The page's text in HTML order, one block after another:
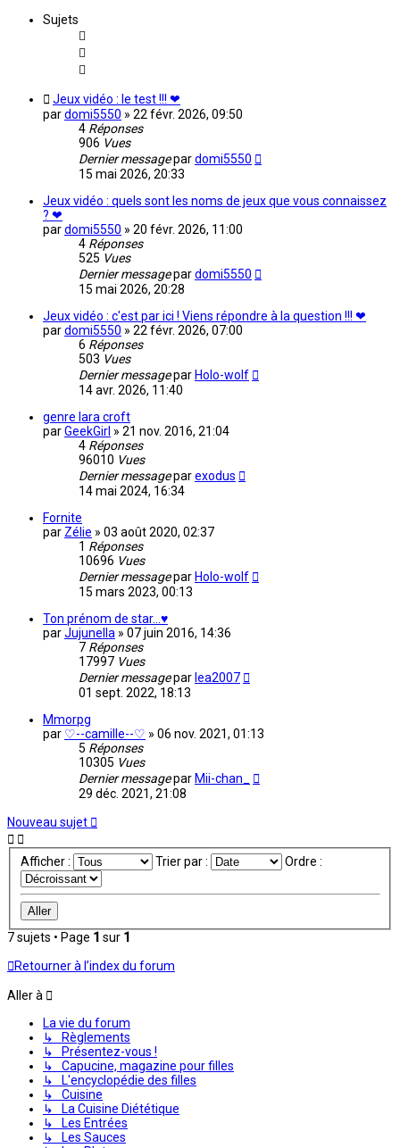
Sujets
Jeux vidéo : le test !!! ❤
pardomi5550 » 22 févr. 2026, 09:50
4 Réponses
906 Vues
Dernier messagepardomi5550
15 mai 2026, 20:33
Jeux vidéo : quels sont les noms de jeux que vous connaissez
? ❤
pardomi5550 » 20 févr. 2026, 11:00
4 Réponses
525 Vues
Dernier messagepardomi5550
15 mai 2026, 20:28
Jeux vidéo : c'est par ici ! Viens répondre à la question !!! ❤
pardomi5550 » 22 févr. 2026, 07:00
6 Réponses
503 Vues
Dernier messagepar Holo-wolf
14 avr. 2026, 11:40
genre lara croft
parGeekGirl » 21 nov. 2016, 21:04
4 Réponses
96010 Vues
Dernier messageparexodus
14 mai 2024, 16:34
Fornite
par Zélie » 03 août 2020, 02:37
1 Réponses
10696 Vues
Dernier messagepar Holo-wolf
15 mars 2023, 00:13
Ton prénom de star...♥
parJujunella » 07 juin 2016, 14:36
7 Réponses
17997 Vues
Dernier messagepar lea2007
01 sept. 2022, 18:13
Mmorpg
par ♡--camille--♡ » 06 nov. 2021, 01:13
5 Réponses
10305 Vues
Dernier messagepar Mii-chan_
29 déc. 2021, 21:08
Nouveau sujet
Afficher : Trier par : Ordre :
7 sujets • Page 1 sur 1
Retourner à l’index du forum
Aller à
La vie du forum
↳ Règlements
↳ Présentez-vous !
↳ Capucine, magazine pour filles
↳ L'encyclopédie des filles
↳ Cuisine
↳ La Cuisine Diététique
↳ Les Entrées
↳ Les Sauces